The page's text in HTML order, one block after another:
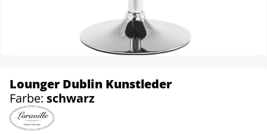
Lounger Dublin Kunstleder
Farbe: schwarz